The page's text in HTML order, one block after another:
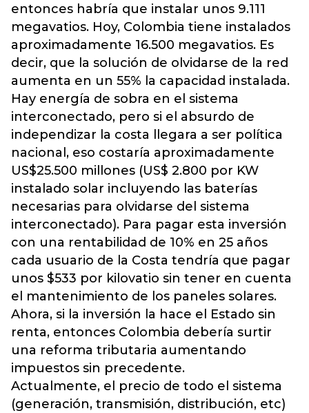
entonces habría que instalar unos 9.111
megavatios. Hoy, Colombia tiene instalados
aproximadamente 16.500 megavatios. Es
decir, que la solución de olvidarse de la red
aumenta en un 55% la capacidad instalada.
Hay energía de sobra en el sistema
interconectado, pero si el absurdo de
independizar la costa llegara a ser política
nacional, eso costaría aproximadamente
US$25.500 millones (US$ 2.800 por KW
instalado solar incluyendo las baterías
necesarias para olvidarse del sistema
interconectado). Para pagar esta inversión
con una rentabilidad de 10% en 25 años
cada usuario de la Costa tendría que pagar
unos $533 por kilovatio sin tener en cuenta
el mantenimiento de los paneles solares.
Ahora, si la inversión la hace el Estado sin
renta, entonces Colombia debería surtir
una reforma tributaria aumentando
impuestos sin precedente.
Actualmente, el precio de todo el sistema
(generación, transmisión, distribución, etc)